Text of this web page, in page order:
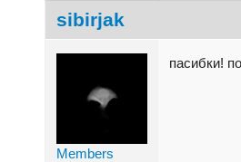
sibirjak
Members
пасибки!